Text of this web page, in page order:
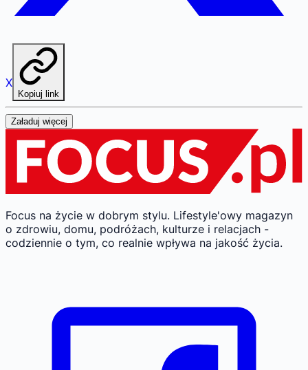
X
Kopiuj link
Załaduj więcej
Focus na życie w dobrym stylu. Lifestyle'owy magazyn
o zdrowiu, domu, podróżach, kulturze i relacjach -
codziennie o tym, co realnie wpływa na jakość życia.